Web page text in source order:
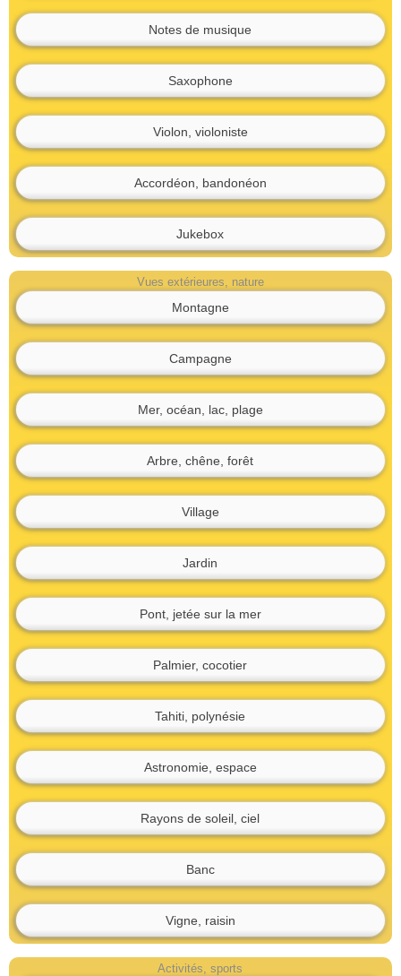
Notes de musique
Saxophone
Violon, violoniste
Accordéon, bandonéon
Jukebox
Vues extérieures, nature
Montagne
Campagne
Mer, océan, lac, plage
Arbre, chêne, forêt
Village
Jardin
Pont, jetée sur la mer
Palmier, cocotier
Tahiti, polynésie
Astronomie, espace
Rayons de soleil, ciel
Banc
Vigne, raisin
Activités, sports